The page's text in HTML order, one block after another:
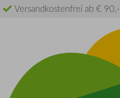
Versandkostenfrei ab € 90,-